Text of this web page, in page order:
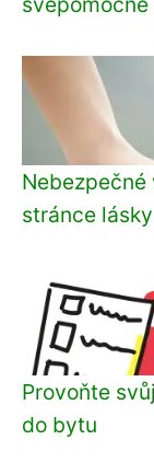
Nebezpečné
stránce lásky
Provoňte
do bytu